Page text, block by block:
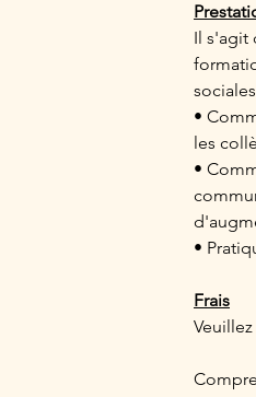
Il s'agit
•
les
•
•
Frais